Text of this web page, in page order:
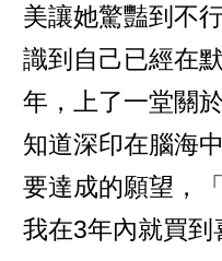
美讓她驚豔到不
識到自己已經在
年，上了一堂關
知道深印在腦海
要達成的願望，
我在3年內就買到